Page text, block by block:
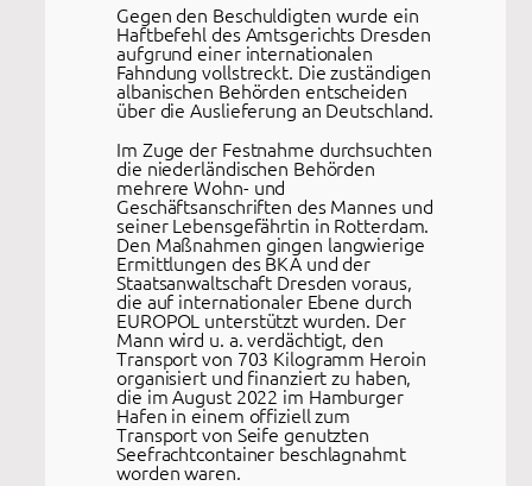
Gegen den Beschuldigten wurde ein
Haftbefehl des Amtsgerichts Dresden
aufgrund einer internationalen
Fahndung vollstreckt. Die zuständigen
albanischen Behörden entscheiden
über die Auslieferung an Deutschland.
Im Zuge der Festnahme durchsuchten
die niederländischen Behörden
mehrere Wohn- und
Geschäftsanschriften des Mannes und
seiner Lebensgefährtin in Rotterdam.
Den Maßnahmen gingen langwierige
Ermittlungen des BKA und der
Staatsanwaltschaft Dresden voraus,
die auf internationaler Ebene durch
EUROPOL unterstützt wurden. Der
Mann wird u. a. verdächtigt, den
Transport von 703 Kilogramm Heroin
organisiert und finanziert zu haben,
die im August 2022 im Hamburger
Hafen in einem offiziell zum
Transport von Seife genutzten
Seefrachtcontainer beschlagnahmt
worden waren.